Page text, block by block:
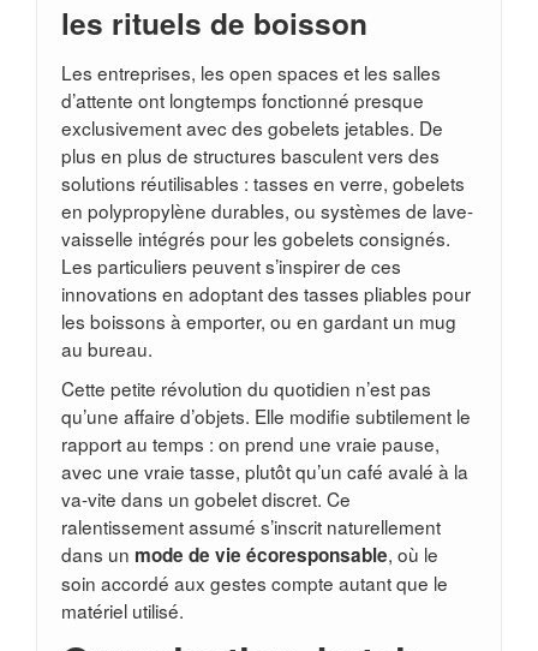
les rituels de boisson
Les entreprises, les open spaces et les salles
d’attente ont longtemps fonctionné presque
exclusivement avec des gobelets jetables. De
plus en plus de structures basculent vers des
solutions réutilisables : tasses en verre, gobelets
en polypropylène durables, ou systèmes de lave-
vaisselle intégrés pour les gobelets consignés.
Les particuliers peuvent s’inspirer de ces
innovations en adoptant des tasses pliables pour
les boissons à emporter, ou en gardant un mug
au bureau.
Cette petite révolution du quotidien n’est pas
qu’une affaire d’objets. Elle modifie subtilement le
rapport au temps : on prend une vraie pause,
avec une vraie tasse, plutôt qu’un café avalé à la
va-vite dans un gobelet discret. Ce
ralentissement assumé s’inscrit naturellement
dans un mode de vie écoresponsable, où le
soin accordé aux gestes compte autant que le
matériel utilisé.